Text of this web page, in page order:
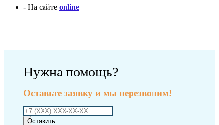
- На сайте online
Нужна помощь?
Оставьте заявку и мы перезвоним!
Оставить